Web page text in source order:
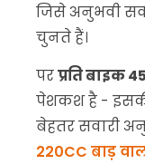
जिसे अनुभवी
चुनते हैं।
परप्रति बाइक
पेशकश है -
बेहतर सवारी
220CC बाड़